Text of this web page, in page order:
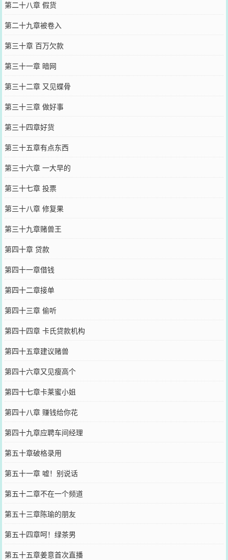
第二十八章 假货
第二十九章被卷入
第三十章 百万欠款
第三十一章 暗网
第三十二章 又见蝶骨
第三十三章 做好事
第三十四章好货
第三十五章有点东西
第三十六章 一大早的
第三十七章 投票
第三十八章 修复果
第三十九章赌兽王
第四十章 贷款
第四十一章借钱
第四十二章接单
第四十三章 偷听
第四十四章 卡氏贷款机构
第四十五章建议赌兽
第四十六章又见瘦高个
第四十七章卡莱蜜小姐
第四十八章 赚钱给你花
第四十九章应聘车间经理
第五十章破格录用
第五十一章 嘘！别说话
第五十二章不在一个频道
第五十三章陈瑜的朋友
第五十四章呵！绿茶男
第五十五章姜意首次直播